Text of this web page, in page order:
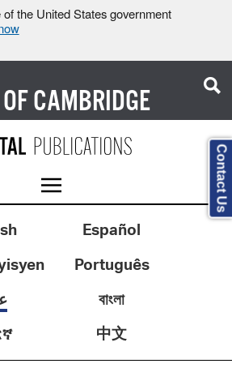
the United States government
CAMBRIDGE
Español
Português
বাংলা
中文
Contact Us